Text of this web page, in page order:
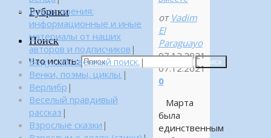
Рубрики
Поиск
Что искать: Поиск
от Vadim
El
Paraguayo
07.12.2021
07.12.2021
0
Марта
была
единственным
В поле зрения:
информационные и иные
материалы от наших
авторов и подписчиков |
Веду собственный поиск. |
Венки, поэмы, циклы. |
Верлибр |
Веселый правдивый
рассказ |
Взрослые сказки |